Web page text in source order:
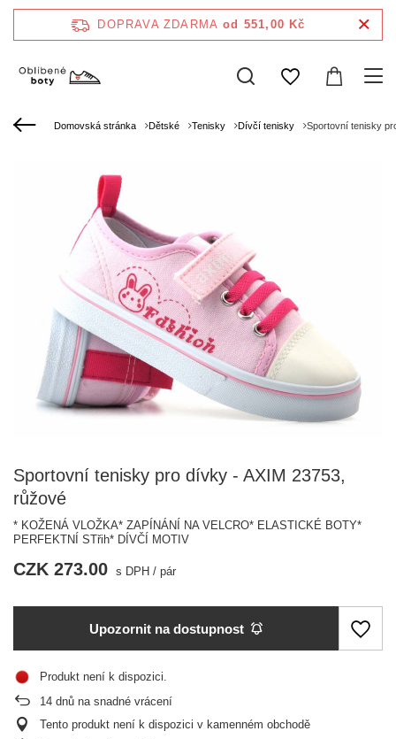
DOPRAVA ZDARMA od 551,00 Kč
Domovská stránka Dětské Tenisky Dívčí tenisky Sportovní tenisky
Sportovní tenisky pro dívky - AXIM 23753,
růžové
* KOŽENÁ VLOŽKA* ZAPÍNÁNÍ NA VELCRO* ELASTICKÉ BOTY*
PERFEKTNÍ STřih* DÍVČÍ MOTIV
CZK 273.00 s DPH / pár
Upozornit na dostupnost
Produkt není k dispozici
14 dnů na snadné vrácení
Tento produkt není k dispozici v kamenném obchodě